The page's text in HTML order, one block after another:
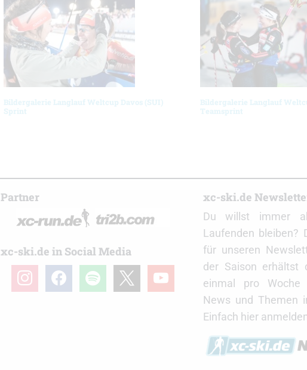
Bildergalerie Langlauf Weltcup Davos (SUI)
Sprint
Bildergalerie Langlauf
Teamsprint
Partner
xc-ski.de in Social Media
instagramfacebookspotify youtube
xc-ski.de
Du willst immer
Laufenden bleiben?
für unseren
der Saison erhältst
einmal pro Woche
News und Themen
Einfach hier